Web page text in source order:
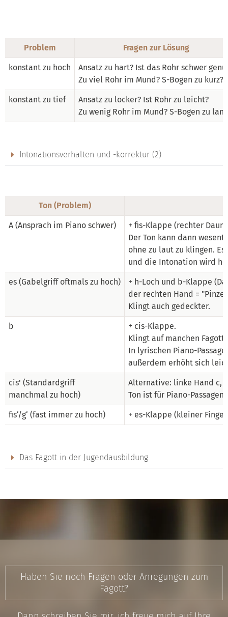
Problem Fragen zur Lösung
konstant zu hoch
Ansatz zu hart? Ist das Rohr schwer
Zu viel Rohr im Mund? S-Bogen zu kurz?
konstant zu tief
Ansatz zu locker? Ist Rohr zu leicht?
Zu wenig Rohr im Mund? S-Bogen zu
Intonationsverhalten und -korrektur (2)
Ton (Problem)
A (Ansprach im Piano schwer)
+ fis-Klappe (rechter
Der Ton kann dann
ohne zu laut zu klingen.
und die Intonation wird
es (Gabelgriff oftmals zu hoch)
+ h-Loch und b-Klappe
der rechten Hand =
Klingt auch gedeckter.
b
+ cis-Klappe.
Klingt auf manchen
In lyrischen Piano-
außerdem erhöht sich
cis' (Standardgriff
manchmal zu hoch)
Alternative: linke Hand c,
Ton ist für Piano-
fis‘/g‘ (fast immer zu hoch) + es-Klappe (kleiner
Das Fagott in der Jugendausbildung
Haben Sie noch Fragen oder Anregungen zum
Fagott?